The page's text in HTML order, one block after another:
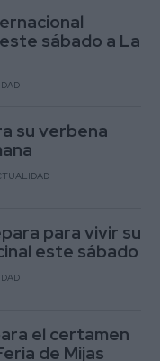
sábado a La
su verbena
para vivir su
este sábado
el certamen
de Mijas